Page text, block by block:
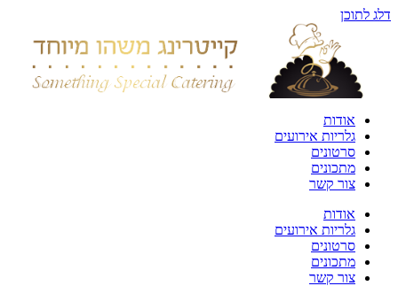
דלג לתוכן
אודות
גלריות אירועים
סרטונים
מתכונים
צור קשר
אודות
גלריות אירועים
סרטונים
מתכונים
צור קשר